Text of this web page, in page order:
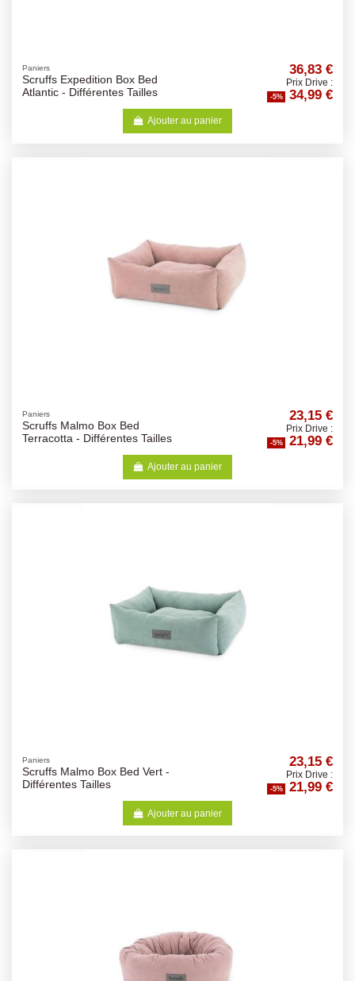
Paniers
Scruffs Expedition Box Bed
Atlantic - Différentes Tailles
36,83 €
Prix Drive :
-5% 34,99 €
Ajouter au panier
Paniers
Scruffs Malmo Box Bed
Terracotta - Différentes Tailles
23,15 €
Prix Drive :
-5% 21,99 €
Ajouter au panier
Paniers
Scruffs Malmo Box Bed Vert -
Différentes Tailles
23,15 €
Prix Drive :
-5% 21,99 €
Ajouter au panier